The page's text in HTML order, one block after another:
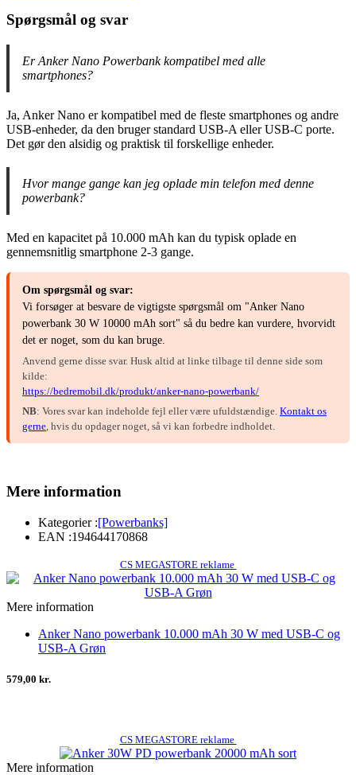
Spørgsmål og svar
Er Anker Nano Powerbank kompatibel med alle
smartphones?
Ja, Anker Nano er kompatibel med de fleste smartphones og andre
USB-enheder, da den bruger standard USB-A eller USB-C porte.
Det gør den alsidig og praktisk til forskellige enheder.
Hvor mange gange kan jeg oplade min telefon med denne
powerbank?
Med en kapacitet på 10.000 mAh kan du typisk oplade en
gennemsnitlig smartphone 2-3 gange.
Om spørgsmål og svar:
Vi forsøger at besvare de vigtigste spørgsmål om "Anker Nano
powerbank 30 W 10000 mAh sort" så du bedre kan vurdere, hvorvidt
det er noget, som du kan bruge.
Anvend gerne disse svar. Husk altid at linke tilbage til denne side som
kilde:
https://bedremobil.dk/produkt/anker-nano-powerbank/
NB: Vores svar kan indeholde fejl eller være ufuldstændige. Kontakt os
gerne , hvis du opdager noget, så vi kan forbedre indholdet.
Mere information
Kategorier :[Powerbanks]
EAN :194644170868
CS MEGASTORE reklame
Mere information
Anker Nano powerbank 10.000 mAh 30 W med USB-C og
USB-A Grøn
579,00 kr.
CS MEGASTORE reklame
Mere information